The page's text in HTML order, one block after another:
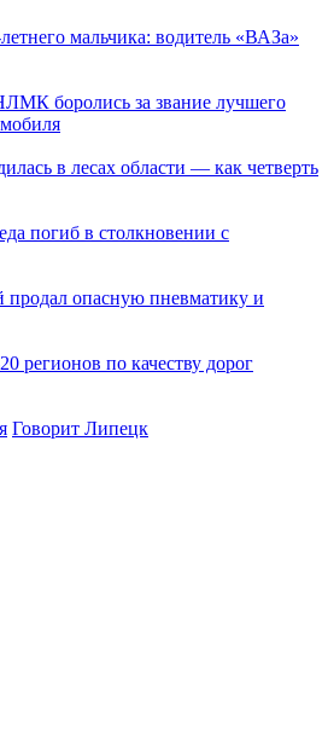
мальчика: водитель «ВАЗа»
боролись за звание лучшего
в лесах области — как четверть
погиб в столкновении с
продал опасную пневматику и
регионов по качеству дорог
Говорит Липецк